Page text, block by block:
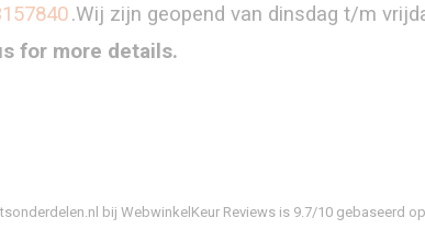
.Wij zijn geopend van dinsdag t/m
for more details.
bij WebwinkelKeur Reviewsis 9.7/10 gebaseerd op